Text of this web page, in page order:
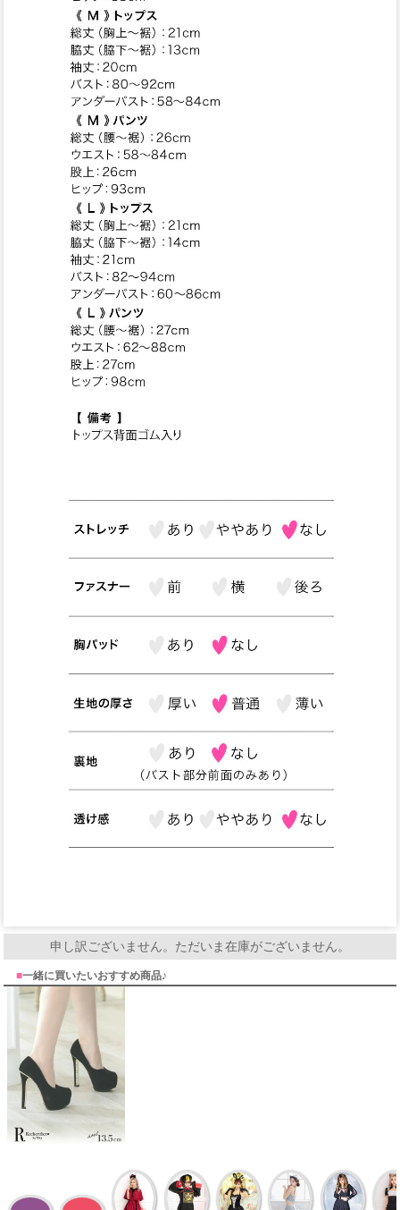
申し訳ございません。ただいま在庫がございません。
■一緒に買いたいおすすめ商品♪